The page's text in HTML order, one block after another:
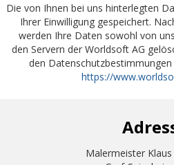
Die von Ihnen bei uns hinterlegten
Ihrer Einwilligung gespeichert.
werden Ihre Daten sowohl von
den Servern der Worldsoft AG
den
https://
Malermeister